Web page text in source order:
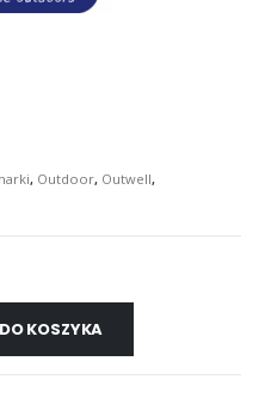
, Outdoor, Outwell,
KOSZYKA